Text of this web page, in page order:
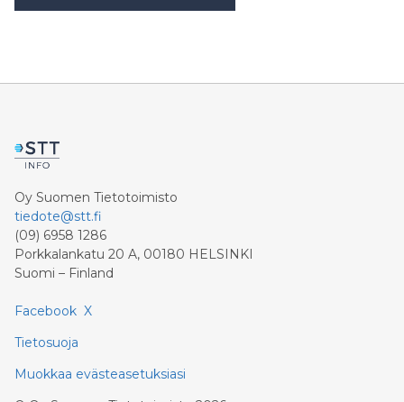
Oy Suomen Tietotoimisto
tiedote@stt.fi
(09) 6958 1286
Porkkalankatu 20 A, 00180 HELSINKI
Suomi – Finland
Facebook X
Tietosuoja
Muokkaa evästeasetuksiasi